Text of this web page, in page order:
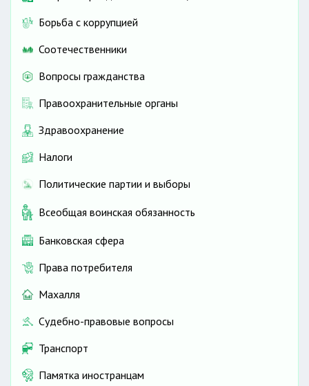
Борьба с коррупцией
Соотечественники
Вопросы гражданства
Правоохранительные органы
Здравоохранение
Налоги
Политические партии и выборы
Всеобщая воинская обязанность
Банковская сфера
Права потребителя
Махалля
Судебно-правовые вопросы
Транспорт
Памятка иностранцам